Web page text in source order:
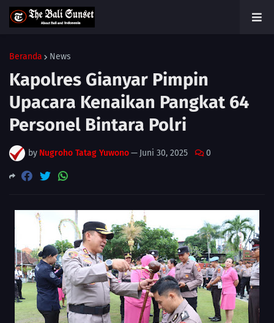
Beranda News
Kapolres Gianyar Pimpin
Upacara Kenaikan Pangkat 64
Personel Bintara Polri
by Nugroho Tatag Yuwono— Juni 30, 2025 0